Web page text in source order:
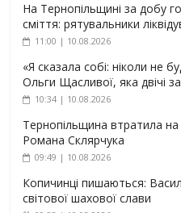
На Тернопільщині за добу
сміття: рятувальники
11:00 | 10.08.2026
«Я сказала собі: ніколи не
Ольги Щасливої, яка двічі
10:34 | 10.08.2026
Тернопільщина втратила на
Романа Склярчука
09:49 | 10.08.2026
Копичинці пишаються:
світової шахової слави